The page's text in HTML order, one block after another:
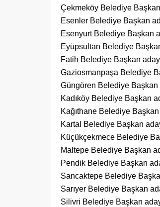
Çekmeköy Belediye
Esenler Belediye Başkan
Esenyurt Belediye Başkan
Eyüpsultan Belediye
Fatih Belediye Başkan
Gaziosmanpaşa Belediye
Güngören Belediye Başkan
Kadıköy Belediye Başkan
Kağıthane Belediye
Kartal Belediye Başkan
Küçükçekmece Belediye
Maltepe Belediye Başkan
Pendik Belediye Başkan
Sancaktepe Belediye
Sarıyer Belediye Başkan
Silivri Belediye Başkan